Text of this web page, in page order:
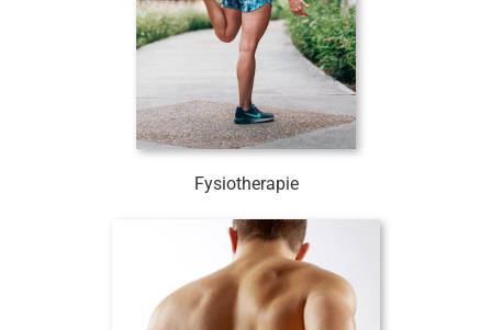
Fysiotherapie